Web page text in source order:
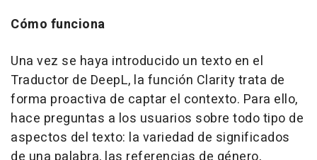
Cómo funciona
Una vez se haya introducido un texto en el
Traductor de DeepL, la función Clarity trata de
forma proactiva de captar el contexto. Para ello,
hace preguntas a los usuarios sobre todo tipo de
aspectos del texto: la variedad de significados